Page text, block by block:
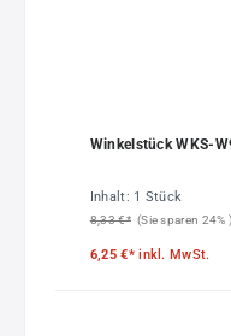
Winkelstück WKS-
Inhalt: 1 Stück
8,33 €* (Sie sparen 24% )
6,25 €*inkl. MwSt.